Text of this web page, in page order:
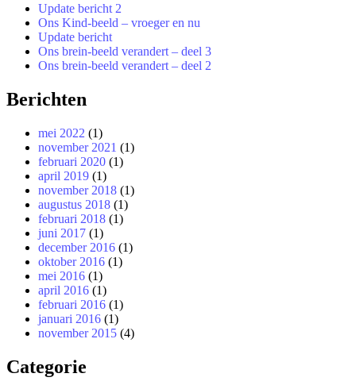
Update bericht 2
Ons Kind-beeld – vroeger en nu
Update bericht
Ons brein-beeld verandert – deel 3
Ons brein-beeld verandert – deel 2
Berichten
mei 2022 (1)
november 2021 (1)
februari 2020 (1)
april 2019 (1)
november 2018 (1)
augustus 2018 (1)
februari 2018 (1)
juni 2017 (1)
december 2016 (1)
oktober 2016 (1)
mei 2016 (1)
april 2016 (1)
februari 2016 (1)
januari 2016 (1)
november 2015 (4)
Categorie